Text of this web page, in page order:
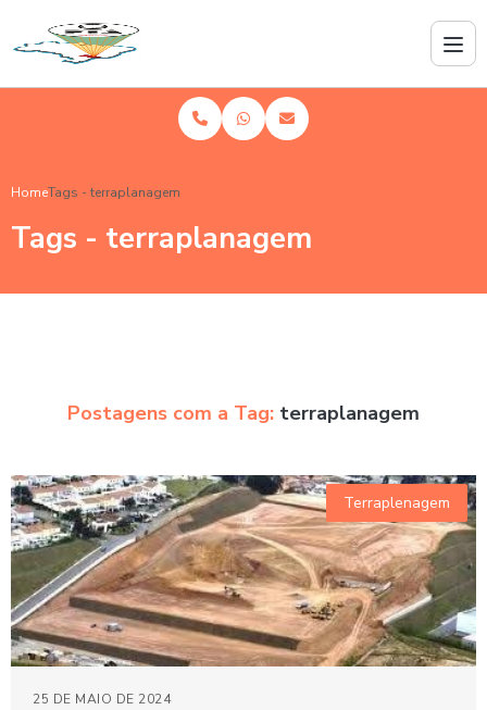
HomeTags - terraplanagem
Tags - terraplanagem
Postagens com a Tag: terraplanagem
Terraplenagem
25 DE MAIO DE 2024